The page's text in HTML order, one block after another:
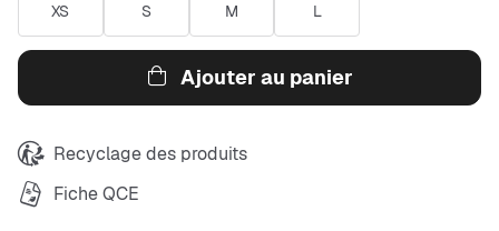
XS S M L
Ajouter au panier
Recyclage des produits
Fiche QCE